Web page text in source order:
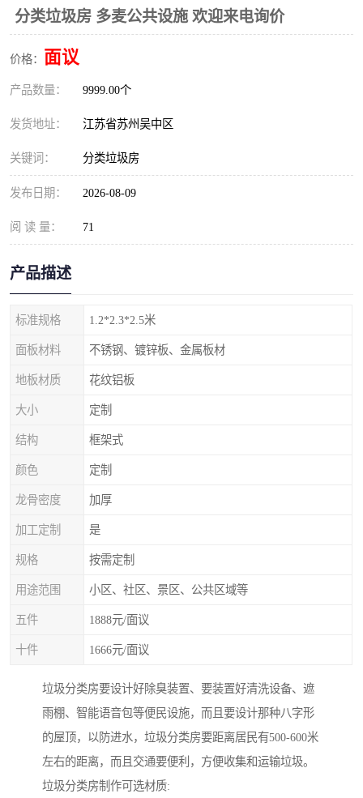
分类垃圾房 多麦公共设施 欢迎来电询价
价格： 面议
产品数量： 9999.00个
发货地址： 江苏省苏州吴中区
关键词： 分类垃圾房
发布日期： 2026-08-09
阅 读 量： 71
产品描述
标准规格 1.2*2.3*2.5米
面板材料 不锈钢、镀锌板、金属板材
地板材质 花纹铝板
大小 定制
结构 框架式
颜色 定制
龙骨密度 加厚
加工定制 是
规格 按需定制
用途范围 小区、社区、景区、公共区域等
五件 1888元/面议
十件 1666元/面议
垃圾分类房要设计好除臭装置、要装置好清洗设备、遮
雨棚、智能语音包等便民设施，而且要设计那种八字形
的屋顶，以防进水，垃圾分类房要距离居民有500-600米
左右的距离，而且交通要便利，方便收集和运输垃圾。
垃圾分类房制作可选材质: